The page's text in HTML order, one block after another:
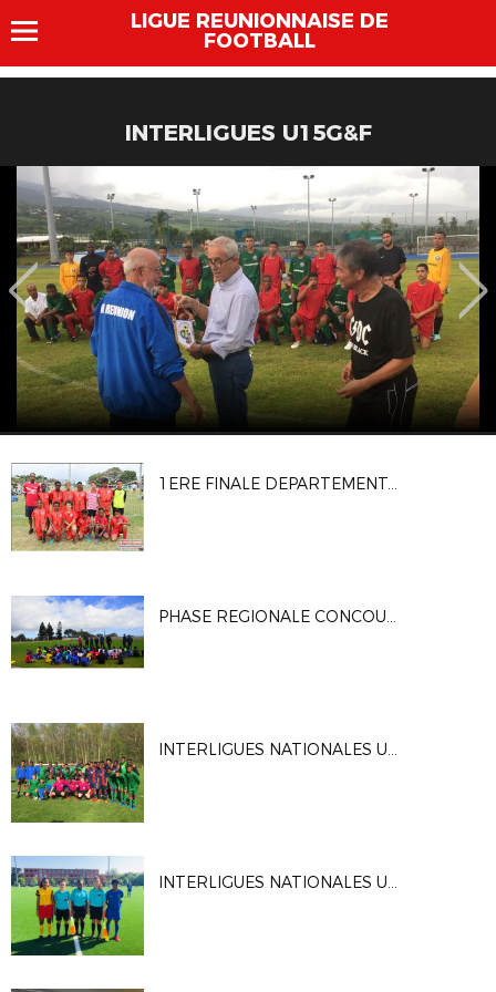
LIGUE REUNIONNAISE DE
FOOTBALL
INTERLIGUES U15G&F
1ERE FINALE DEPARTEMENTALE FESTIVAL U13 PITCH
PHASE REGIONALE CONCOURS D'ENTREE PEFR 2018
INTERLIGUES NATIONALES U15G
INTERLIGUES NATIONALES U15F